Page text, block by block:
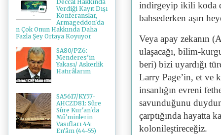
indirgeyip ikili koda
bahsederken aşırı
Veya apay zekanın
ulaşacağı, bilim-
beri) bizi uyardığı
Larry Page’in, et ve
insanlığın evreni
savunduğunu
çarptığında hayatta
kolonileştireceğiz.
Deccal Hakkında
Verdiği Kayıt Dışı
Konferanslar,
Armageddon'da
n Çok Onun Hakkında Daha
Fazla Şey Ortaya Koyuyor
SA80/PZ6:
Menderes’in
Yakası/ Askerlik
Hatırâlarım
SA5617/KY57-
AHCZD81: Sûre
Sûre Kur'an'da
Mü'minlerin
Vasıfları 44:
En'âm (44-55)